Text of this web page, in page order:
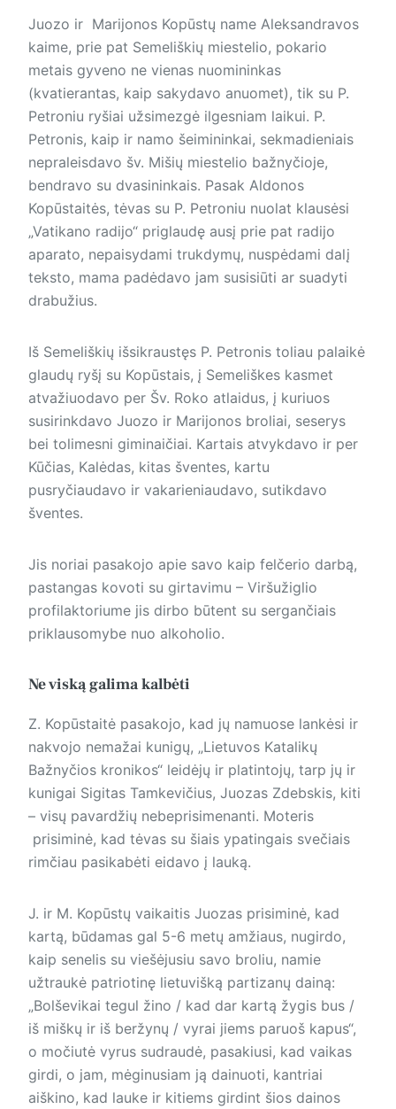
Juozo ir Marijonos Kopūstų name Aleksandravos
kaime, prie pat Semeliškių miestelio, pokario
metais gyveno ne vienas nuomininkas
(kvatierantas, kaip sakydavo anuomet), tik su P.
Petroniu ryšiai užsimezgė ilgesniam laikui. P.
Petronis, kaip ir namo šeimininkai, sekmadieniais
nepraleisdavo šv. Mišių miestelio bažnyčioje,
bendravo su dvasininkais. Pasak Aldonos
Kopūstaitės, tėvas su P. Petroniu nuolat klausėsi
„Vatikano radijo“ priglaudę ausį prie pat radijo
aparato, nepaisydami trukdymų, nuspėdami dalį
teksto, mama padėdavo jam susisiūti ar suadyti
drabužius.
Iš Semeliškių išsikraustęs P. Petronis toliau palaikė
glaudų ryšį su Kopūstais, į Semeliškes kasmet
atvažiuodavo per Šv. Roko atlaidus, į kuriuos
susirinkdavo Juozo ir Marijonos broliai, seserys
bei tolimesni giminaičiai. Kartais atvykdavo ir per
Kūčias, Kalėdas, kitas šventes, kartu
pusryčiaudavo ir vakarieniaudavo, sutikdavo
šventes.
Jis noriai pasakojo apie savo kaip felčerio darbą,
pastangas kovoti su girtavimu – Viršužiglio
profilaktoriume jis dirbo būtent su sergančiais
priklausomybe nuo alkoholio.
Ne viską galima kalbėti
Z. Kopūstaitė pasakojo, kad jų namuose lankėsi ir
nakvojo nemažai kunigų, „Lietuvos Katalikų
Bažnyčios kronikos“ leidėjų ir platintojų, tarp jų ir
kunigai Sigitas Tamkevičius, Juozas Zdebskis, kiti
– visų pavardžių nebeprisimenanti. Moteris
prisiminė, kad tėvas su šiais ypatingais svečiais
rimčiau pasikabėti eidavo į lauką.
J. ir M. Kopūstų vaikaitis Juozas prisiminė, kad
kartą, būdamas gal 5-6 metų amžiaus, nugirdo,
kaip senelis su viešėjusiu savo broliu, namie
užtraukė patriotinę lietuvišką partizanų dainą:
„Bolševikai tegul žino / kad dar kartą žygis bus /
iš miškų ir iš beržynų / vyrai jiems paruoš kapus“,
o močiutė vyrus sudraudė, pasakiusi, kad vaikas
girdi, o jam, mėginusiam ją dainuoti, kantriai
aiškino, kad lauke ir kitiems girdint šios dainos